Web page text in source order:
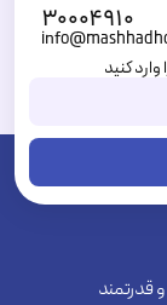
۳۰۰۰۴۹۱۰
کنید
قدرتمند